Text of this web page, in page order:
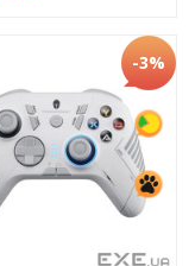
-3%